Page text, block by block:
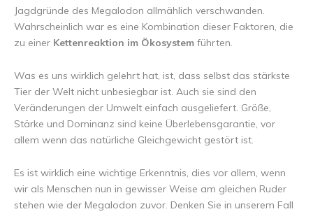
Jagdgründe des Megalodon allmählich verschwanden.
Wahrscheinlich war es eine Kombination dieser Faktoren, die
zu einer Kettenreaktion im Ökosystem führten.
Was es uns wirklich gelehrt hat, ist, dass selbst das stärkste
Tier der Welt nicht unbesiegbar ist. Auch sie sind den
Veränderungen der Umwelt einfach ausgeliefert. Größe,
Stärke und Dominanz sind keine Überlebensgarantie, vor
allem wenn das natürliche Gleichgewicht gestört ist.
Es ist wirklich eine wichtige Erkenntnis, dies vor allem, wenn
wir als Menschen nun in gewisser Weise am gleichen Ruder
stehen wie der Megalodon zuvor. Denken Sie in unserem Fall